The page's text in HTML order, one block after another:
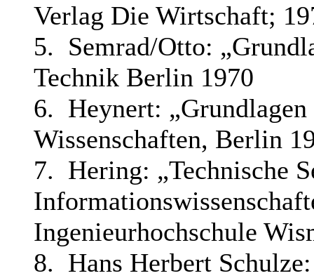
Verlag Die Wirtschaft;
5. Semrad/Otto:
Technik Berlin 1970
6. Heynert:
Wissenschaften, Berlin
7. Hering: „Technische
Ingenieurhochschule
8. Hans Herbert